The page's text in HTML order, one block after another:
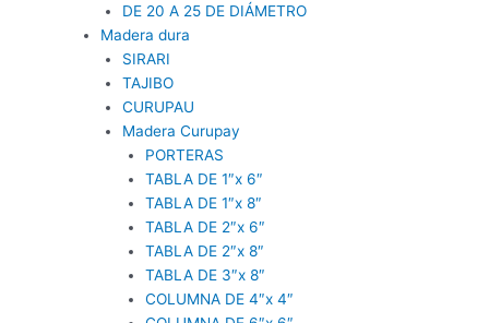
DE 20 A 25 DE DIÁMETRO
Madera dura
SIRARI
TAJIBO
CURUPAU
Madera Curupay
PORTERAS
TABLA DE 1″x 6″
TABLA DE 1″x 8″
TABLA DE 2″x 6″
TABLA DE 2″x 8″
TABLA DE 3″x 8″
COLUMNA DE 4″x 4″